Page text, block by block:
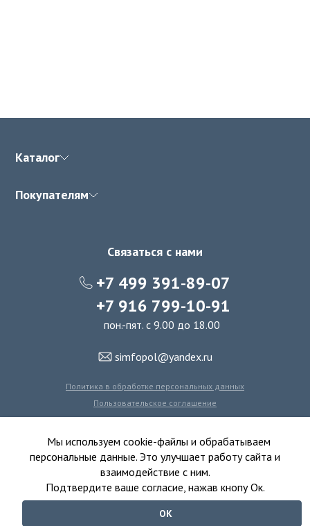
Каталог
Покупателям
Связаться с нами
+7 499 391-89-07
+7 916 799-10-91
пон.-пят. с 9.00 до 18.00
simfopol@yandex.ru
Политика в обработке персональных данных
Пользовательское соглашение
Политика использования файлов cookie
© 2016-2026 Симфония Пола - интернет-магазин
ковролина, линолеума, виниловых полов и ковровой плитки.
Мы используем cookie-файлы и обрабатываем
персональные данные. Это улучшает работу сайта и
взаимодействие с ним.
Подтвердите ваше согласие, нажав кнопу Ок.
ОК